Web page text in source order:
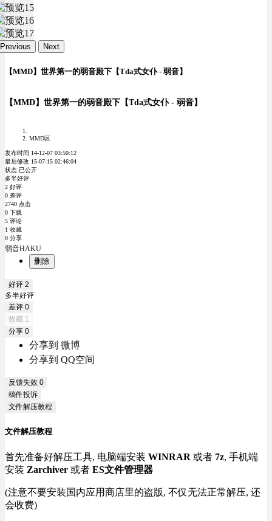
Previous Next
【MMD】世界第一的弱音殿下【Tda式女仆 - 弱音】
【MMD】世界第一的弱音殿下【Tda式女仆 - 弱音】
MMD区
发布时间 14-12-07 03:50:12
最后修改 15-07-15 02:46:04
状态 已公开
多半好评
2 好评
0 差评
2740 点击
0 下载
5 评论
1 收藏
0 分享
弱音HAKU
删除
好评 2
多半好评
差评 0
收藏 1
分享 0
分享到 微博
分享到 QQ空间
反馈失效 0
稿件投诉
文件解压教程
文件解压教程
首先准备好解压工具, 电脑端安装 WINRAR 或者 7z, 手机端
安装 Zarchiver 或者 ES文件管理器
(注意不要安装国内应用商店里的盗版, 不仅无法正常解压, 还
会收费)